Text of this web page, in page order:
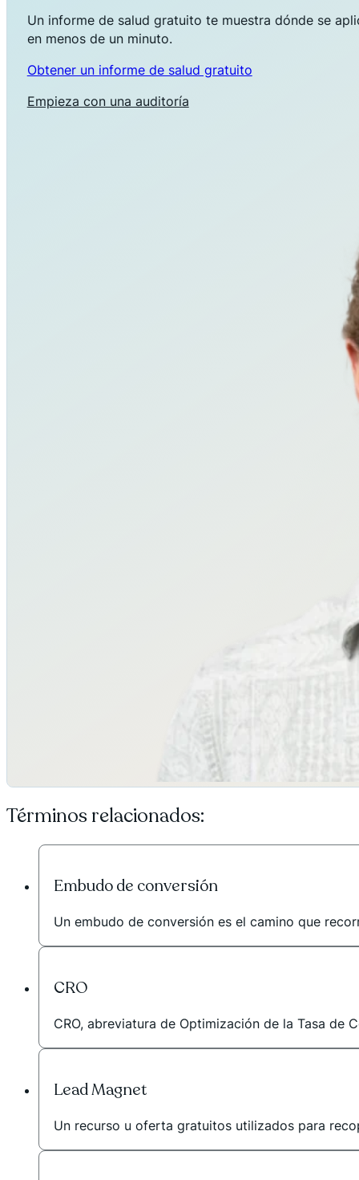
Un informe de salud gratuito te muestra dónde se
en menos de un minuto.
Obtener un informe de salud gratuito
Empieza con una auditoría
Términos relacionados:
Embudo de conversión
Un embudo de conversión es el camino que
CRO
CRO, abreviatura de Optimización de la Tasa
Lead Magnet
Un recurso u oferta gratuitos utilizados para